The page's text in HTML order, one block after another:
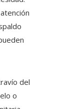
del
o